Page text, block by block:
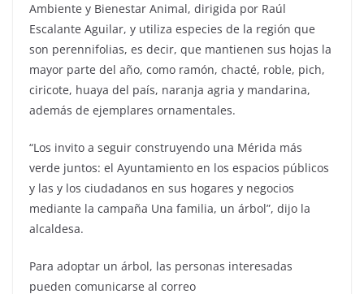
Ambiente y Bienestar Animal, dirigida por Raúl
Escalante Aguilar, y utiliza especies de la región que
son perennifolias, es decir, que mantienen sus hojas la
mayor parte del año, como ramón, chacté, roble, pich,
ciricote, huaya del país, naranja agria y mandarina,
además de ejemplares ornamentales.
“Los invito a seguir construyendo una Mérida más
verde juntos: el Ayuntamiento en los espacios públicos
y las y los ciudadanos en sus hogares y negocios
mediante la campaña Una familia, un árbol”, dijo la
alcaldesa.
Para adoptar un árbol, las personas interesadas
pueden comunicarse al correo